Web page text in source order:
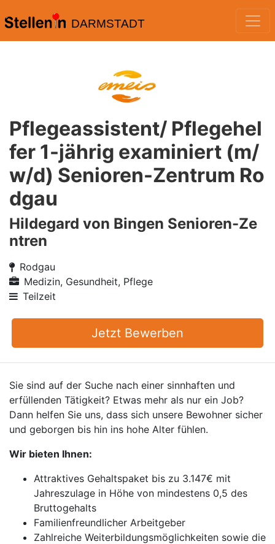
DARMSTADT
Pflegeassistent/ Pflegehel
fer 1-jährig examiniert (m/
w/d) Senioren-Zentrum Ro
dgau
Hildegard von Bingen Senioren-Ze
ntren
Rodgau
Medizin, Gesundheit, Pflege
Teilzeit
Jetzt Bewerben
Sie sind auf der Suche nach einer sinnhaften und
erfüllenden Tätigkeit? Etwas mehr als nur ein Job?
Dann helfen Sie uns, dass sich unsere Bewohner sicher
und geborgen bis hin ins hohe Alter fühlen.
Wir bieten Ihnen:
Attraktives Gehaltspaket bis zu 3.147€ mit
Jahreszulage in Höhe von mindestens 0,5 des
Bruttogehalts
Familienfreundlicher Arbeitgeber
Zahlreiche Weiterbildungsmöglichkeiten sowie die